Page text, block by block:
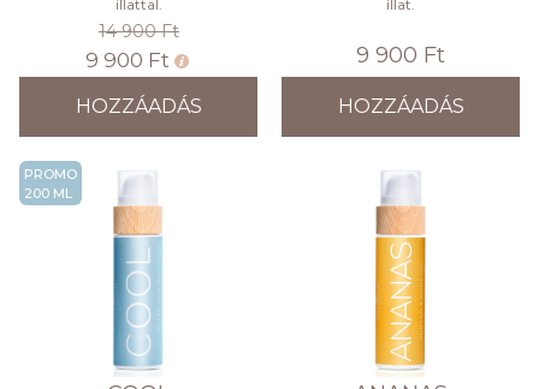
illattal.
14 900 Ft
9 900 Ft
HOZZÁADÁS
illat.
9 900 Ft
HOZZÁADÁS
PROMO
200 ML